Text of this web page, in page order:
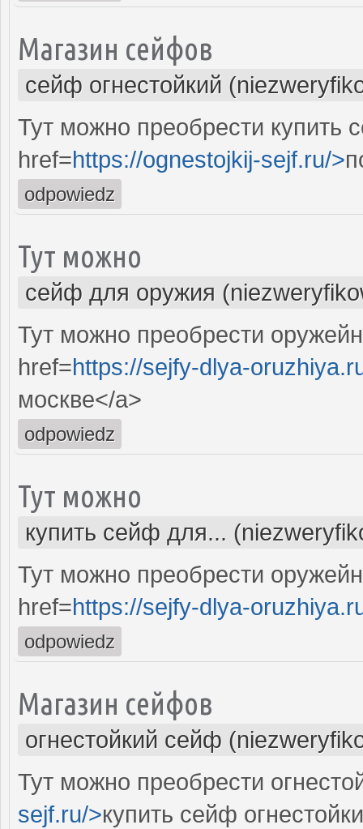
Магазин сейфов
сейф огнестойкий
Тут можно преобрести купить
href=https://ognestojkij-sejf.ru/>
odpowiedz
Тут можно
сейф для оружия
Тут можно преобрести
href=https://sejfy-dlya-
москве</a>
odpowiedz
Тут можно
купить сейф для...
Тут можно преобрести
href=https://sejfy-dlya-
odpowiedz
Магазин сейфов
огнестойкий сейф
Тут можно преобрести
sejf.ru/>купить сейф